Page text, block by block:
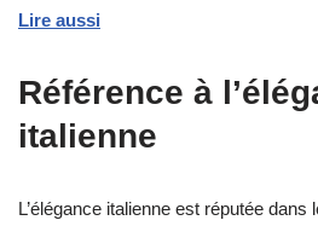
Lire aussi
Référence à
italienne
L’élégance italienne est réputée